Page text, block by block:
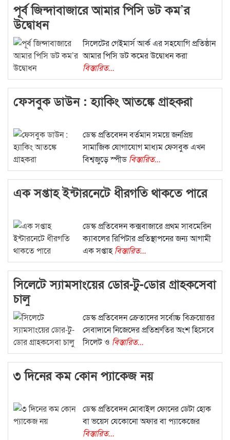
পূর্ব জিন্দাবাজারে আমার পিসি ডট কম’র
উদ্বোধন
সিলেটের গেইমার্স আর্ক এর সহযোগি প্রতিষ্ঠান
আমার পিসি ডট কমের উদ্বোধন করা
বিস্তারিত...
ফেসবুক ডাউন : হ্যাকিং আতঙ্কে গ্রাহকরা
ডেস্ক প্রতিবেদন বর্তমান সময়ে জনপ্রিয়
সামাজিক যোগাযোগ মাধ্যম ফেসবুক এখন
বিশ্বজুড়ে স্পীডবিস্তারিত...
এক সপ্তাহ ইন্টারনেটে ধীরগতি থাকতে পারে
ডেস্ক প্রতিবেদন কক্সবাজারে প্রথম সাবমেরিন
ক্যাবলের রিপিটার প্রতিস্থাপনের জন্য আগামী
এক সপ্তাহবিস্তারিত...
সিলেটে স্যামসাংয়ের ডোর-টু-ডোর গ্রাহকসেবা
চালু
ডেস্ক প্রতিবেদন ক্রেতাদের সর্বোচ্চ বিক্রয়োত্তর
সেবাদানে নিজেদের প্রতিশ্রুতির অংশ হিসেবে
সিলেট ও বিস্তারিত...
৩ দিনের কম কোন প্যাকেজ নয়
ডেস্ক প্রতিবেদন মোবাইল ফোনের ডেটা হোক
বা ভয়েস যেকোনো অফার বা প্যাকেজের
বিস্তারিত...